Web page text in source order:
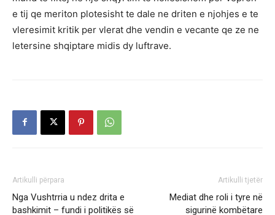
e tij qe meriton plotesisht te dale ne driten e njohjes e te
vleresimit kritik per vlerat dhe vendin e vecante qe ze ne
letersine shqiptare midis dy luftrave.
Artikulli përpara
Nga Vushtrria u ndez drita e
bashkimit – fundi i politikës së
Artikulli tjetër
Mediat dhe roli i tyre në
sigurinë kombëtare